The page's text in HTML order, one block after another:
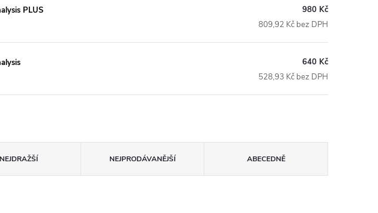
PLUS
980 Kč
809,92 Kč bez DPH
640 Kč
528,93 Kč bez DPH
NEJDRAŽŠÍ NEJPRODÁVANĚJŠÍ ABECEDNĚ